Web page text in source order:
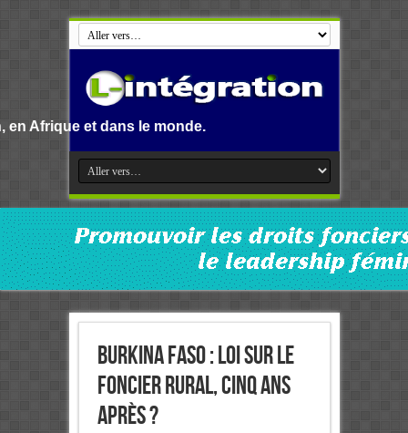
et dans le monde.
BURKINA FASO : Loi sur le
foncier rural, cinq ans
après ?